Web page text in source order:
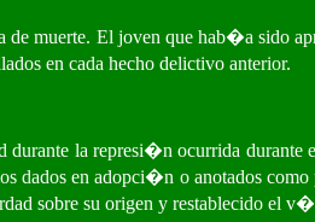
muerte. El joven que hab�a sido
en cada hecho delictivo anterior.
la represi�n ocurrida
dados en adopci�n o anotados
sobre su origen y restablecido el